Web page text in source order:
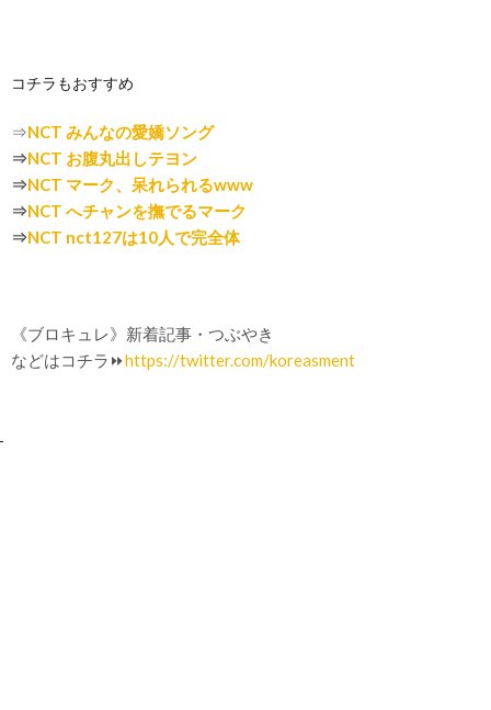
コチラもおすすめ
⇒NCT みんなの愛嬌ソング
⇒NCT お腹丸出しテヨン
⇒NCT マーク、呆れられるwww
⇒NCT へチャンを撫でるマーク
⇒NCT nct127は10人で完全体
《ブロキュレ》新着記事・つぶやき
などはコチラ⏩https://twitter.com/koreasment